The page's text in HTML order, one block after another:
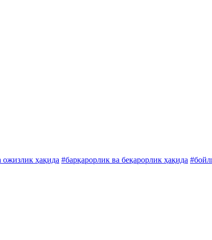
ожизлик ҳақида #барқарорлик ва беқарорлик ҳақида